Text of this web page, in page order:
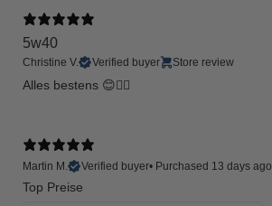
5w40
Christine V. Verified buyer Store review
Alles bestens 😊👍🏻
Martin M.
Verified buyer• Purchased 13 days ago
Top Preise